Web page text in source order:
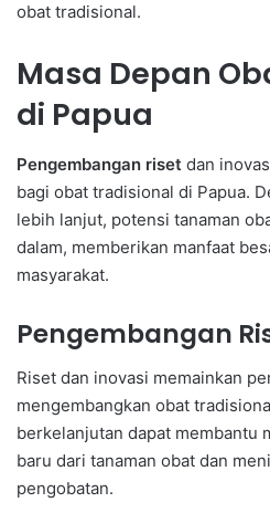
obat tradisional.
Masa Depan
di Papua
Pengembangan riset dan
bagi obat tradisional di Papua.
lebih lanjut, potensi tanaman
dalam, memberikan manfaat
masyarakat.
Pengembangan
Riset dan inovasi memainkan
mengembangkan obat
berkelanjutan dapat membantu
baru dari tanaman obat dan
pengobatan.